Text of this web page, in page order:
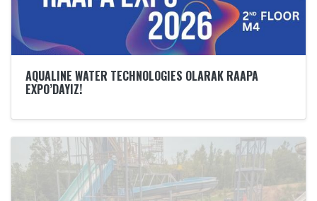
AQUALINE WATER TECHNOLOGIES OLARAK RAAPA
EXPO’DAYIZ!